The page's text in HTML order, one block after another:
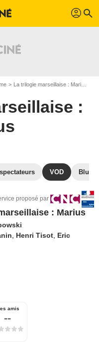
profil search
La trilogie marseillaise : Marius
:
VOD Blu-
proposé par
: Marius
Henri Tisot Eric
amis
--